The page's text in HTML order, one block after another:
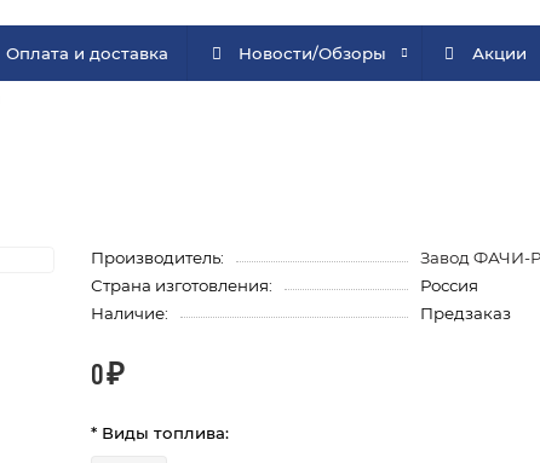
Оплата и доставка Новости/Обзоры Акции
Производитель:
Завод ФАЧИ-
Страна изготовления:
Россия
Наличие:
Предзаказ
0 ₽
* Виды топлива: